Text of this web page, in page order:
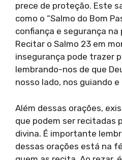
prece de proteção. Este
como o “Salmo do Bom
confiança e segurança na
Recitar o Salmo 23 em
insegurança pode trazer
lembrando-nos de que
nosso lado, nos guiando
Além dessas orações,
que podem ser recitadas
divina. É importante
dessas orações está na